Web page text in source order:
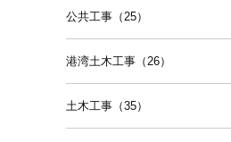
公共工事（25）
港湾土木工事（26）
土木工事（35）